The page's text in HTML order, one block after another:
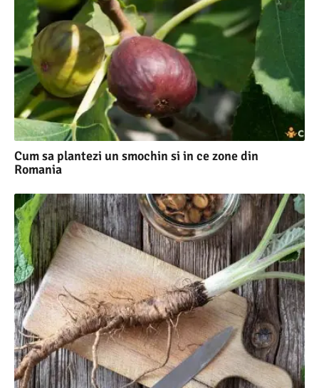
Cum sa plantezi un smochin si in ce zone din
Romania